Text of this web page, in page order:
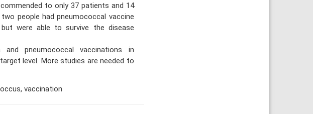
to only 37 patients and 14
people had pneumococcal vaccine
were able to survive the disease
and pneumococcal vaccinations in
level. More studies are needed to
vaccination